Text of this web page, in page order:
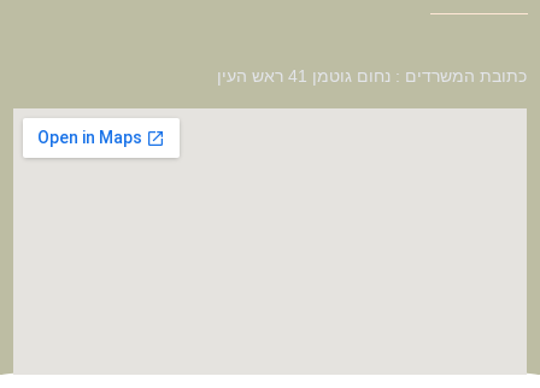
כתובת המשרדים : נחום גוטמן 41 ראש העין